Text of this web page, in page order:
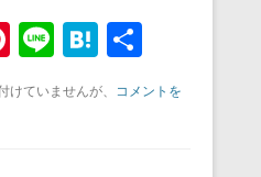
Pi
er
Li
e
H
e
けていませんが、
コメントを